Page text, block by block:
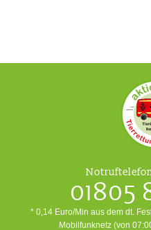
01805
* 0,14 Euro/Min aus dem dt.
Mobilfunknetz (von